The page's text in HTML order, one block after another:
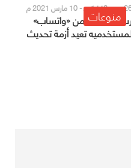
منوعات هـ - 10 مارس 2021 م
جديدة من «واتساب»
تعيد أزمة تحديث